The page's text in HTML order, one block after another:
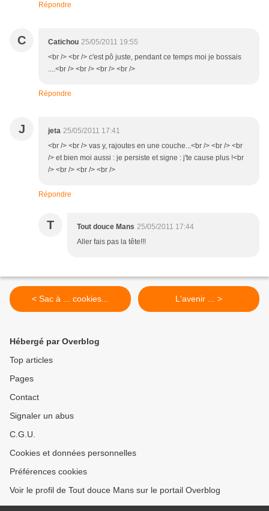
Répondre
C Catichou 25/05/2011 19:55
<br /> <br /> c'est pô juste, pendant ce temps moi je bossais
....<br /> <br /> <br /> <br />
Répondre
J jeta 25/05/2011 17:41
<br /> <br /> vas y, rajoutes en une couche...<br /> <br /> <br
/> et bien moi aussi : je persiste et signe : j'te cause plus !<br
/> <br /> <br /> <br />
Répondre
T Tout douce Mans 25/05/2011 17:44
Aller fais pas la tête!!!
< Sac à ... cookies... L'avenir ... >
Hébergé par Overblog
Top articles
Pages
Contact
Signaler un abus
C.G.U.
Cookies et données personnelles
Préférences cookies
Voir le profil de Tout douce Mans sur le portail Overblog